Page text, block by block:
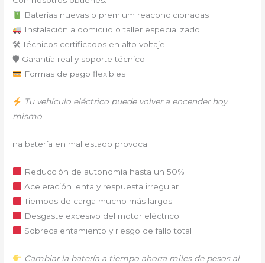
Baterías nuevas o premium reacondicionadas
Instalación a domicilio o taller especializado
🛠 Técnicos certificados en alto voltaje
🛡 Garantía real y soporte técnico
Formas de pago flexibles
Tu vehículo eléctrico puede volver a encender hoy
mismo
na batería en mal estado provoca:
Reducción de autonomía hasta un 50%
Aceleración lenta y respuesta irregular
Tiempos de carga mucho más largos
Desgaste excesivo del motor eléctrico
Sobrecalentamiento y riesgo de fallo total
Cambiar la batería a tiempo ahorra miles de pesos al